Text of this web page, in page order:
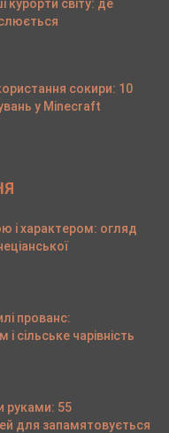
курорти світу: де
сокири: 10
у Minecraft
і характером: огляд
прованс:
сільське чарівність
руками: 55
для запамятовується